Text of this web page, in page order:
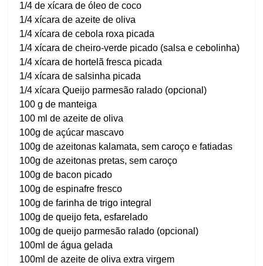
1/4 de xícara de óleo de coco
1/4 xícara de azeite de oliva
1/4 xícara de cebola roxa picada
1/4 xícara de cheiro-verde picado (salsa e cebolinha)
1/4 xícara de hortelã fresca picada
1/4 xícara de salsinha picada
1/4 xícara Queijo parmesão ralado (opcional)
100 g de manteiga
100 ml de azeite de oliva
100g de açúcar mascavo
100g de azeitonas kalamata, sem caroço e fatiadas
100g de azeitonas pretas, sem caroço
100g de bacon picado
100g de espinafre fresco
100g de farinha de trigo integral
100g de queijo feta, esfarelado
100g de queijo parmesão ralado (opcional)
100ml de água gelada
100ml de azeite de oliva extra virgem